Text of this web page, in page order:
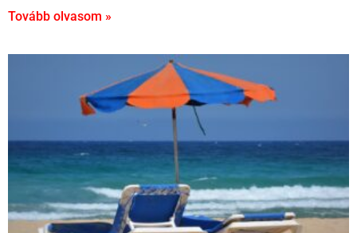
Tovább olvasom »